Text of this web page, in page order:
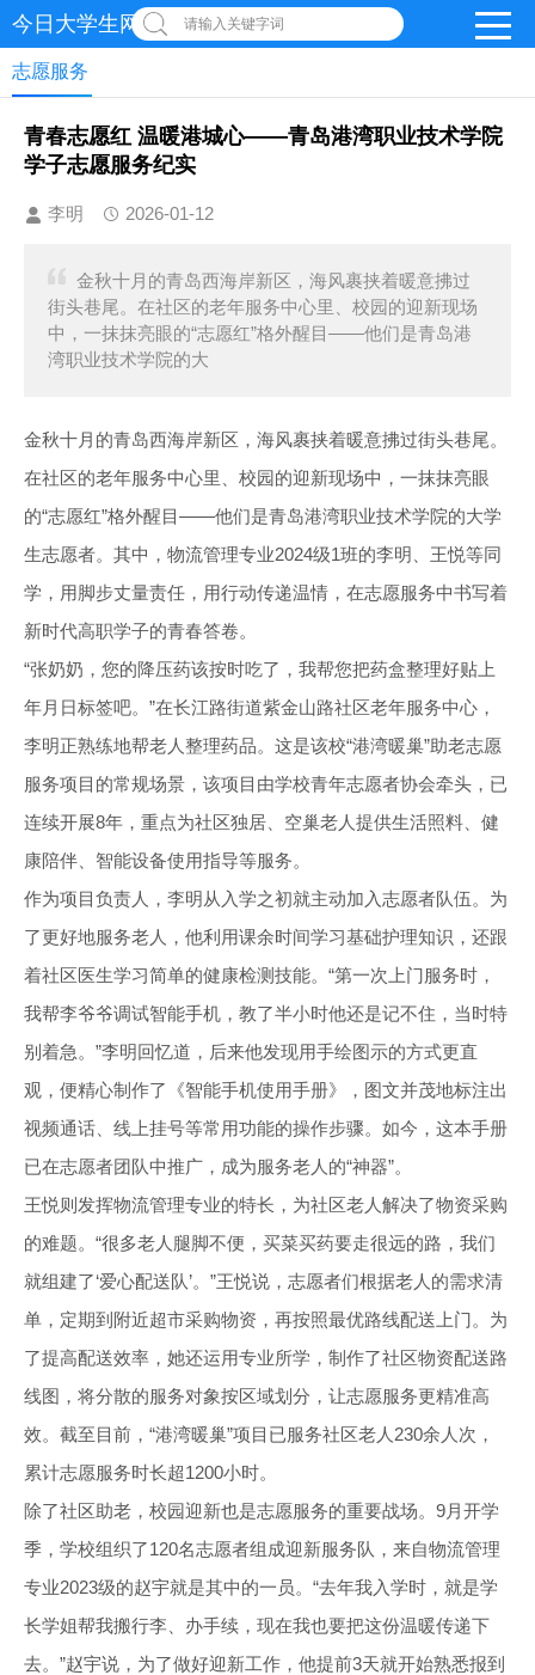
今日大学生网-【官网】请输入关键字词
志愿服务
青春志愿红 温暖港城心——青岛港湾职业技术学院
学子志愿服务纪实
李明 2026-01-12
金秋十月的青岛西海岸新区，海风裹挟着暖意拂过
街头巷尾。在社区的老年服务中心里、校园的迎新现场
中，一抹抹亮眼的“志愿红”格外醒目——他们是青岛港
湾职业技术学院的大
金秋十月的青岛西海岸新区，海风裹挟着暖意拂过街头巷尾。
在社区的老年服务中心里、校园的迎新现场中，一抹抹亮眼
的“志愿红”格外醒目——他们是青岛港湾职业技术学院的大学
生志愿者。其中，物流管理专业2024级1班的李明、王悦等同
学，用脚步丈量责任，用行动传递温情，在志愿服务中书写着
新时代高职学子的青春答卷。
“张奶奶，您的降压药该按时吃了，我帮您把药盒整理好贴上
年月日标签吧。”在长江路街道紫金山路社区老年服务中心，
李明正熟练地帮老人整理药品。这是该校“港湾暖巢”助老志愿
服务项目的常规场景，该项目由学校青年志愿者协会牵头，已
连续开展8年，重点为社区独居、空巢老人提供生活照料、健
康陪伴、智能设备使用指导等服务。
作为项目负责人，李明从入学之初就主动加入志愿者队伍。为
了更好地服务老人，他利用课余时间学习基础护理知识，还跟
着社区医生学习简单的健康检测技能。“第一次上门服务时，
我帮李爷爷调试智能手机，教了半小时他还是记不住，当时特
别着急。”李明回忆道，后来他发现用手绘图示的方式更直
观，便精心制作了《智能手机使用手册》，图文并茂地标注出
视频通话、线上挂号等常用功能的操作步骤。如今，这本手册
已在志愿者团队中推广，成为服务老人的“神器”。
王悦则发挥物流管理专业的特长，为社区老人解决了物资采购
的难题。“很多老人腿脚不便，买菜买药要走很远的路，我们
就组建了‘爱心配送队’。”王悦说，志愿者们根据老人的需求清
单，定期到附近超市采购物资，再按照最优路线配送上门。为
了提高配送效率，她还运用专业所学，制作了社区物资配送路
线图，将分散的服务对象按区域划分，让志愿服务更精准高
效。截至目前，“港湾暖巢”项目已服务社区老人230余人次，
累计志愿服务时长超1200小时。
除了社区助老，校园迎新也是志愿服务的重要战场。9月开学
季，学校组织了120名志愿者组成迎新服务队，来自物流管理
专业2023级的赵宇就是其中的一员。“去年我入学时，就是学
长学姐帮我搬行李、办手续，现在我也要把这份温暖传递下
去。”赵宇说，为了做好迎新工作，他提前3天就开始熟悉报到